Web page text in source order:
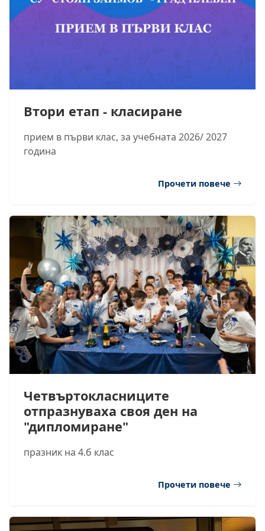
Втори етап - класиране
прием в първи клас, за учебната 2026/ 2027
година
Прочети повече
Четвъртокласниците
отпразнуваха своя ден на
"дипломиране"
празник на 4.б клас
Прочети повече